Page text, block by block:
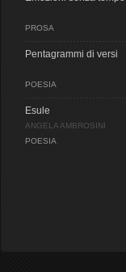
PROSA
Pentagrammi di versi
POESIA
Esule
ANGELA AMBROSINI
POESIA